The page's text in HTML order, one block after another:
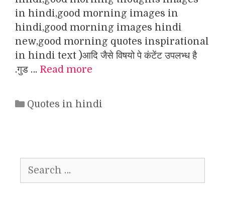
in hindi,good morning images in
hindi,good morning images hindi
new,good morning quotes inspirational
in hindi text )आदि जैसे विषयो पे कंटेंट उपलभ्ध है
.गुड … Read more
Categories
Quotes in hindi
for: